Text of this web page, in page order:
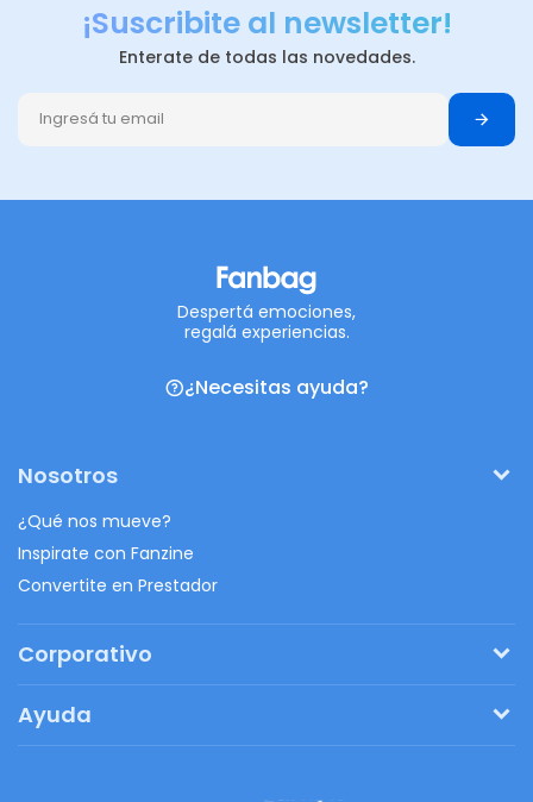
¡Suscribite al newsletter!
Enterate de todas las novedades.
Despertá emociones,
regalá experiencias.
¿Necesitas ayuda?
Nosotros
¿Qué nos mueve?
Inspirate con Fanzine
Convertite en Prestador
Corporativo
Regalos originales
Ayuda